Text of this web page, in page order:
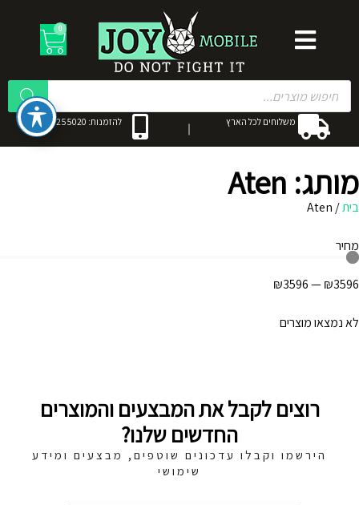
0
משלוחים לכל הארץ להזמנות: 053-3255020
מותג: Aten
בית/
Aten
מחיר
₪3596
—
₪3596
לא נמצאו מוצרים
רוצים לקבל את המבצעים והמוצרים
החדשים שלנו?
הירשמו וקבלו עדכונים שוטפים, מבצעים ומידע
שימושי